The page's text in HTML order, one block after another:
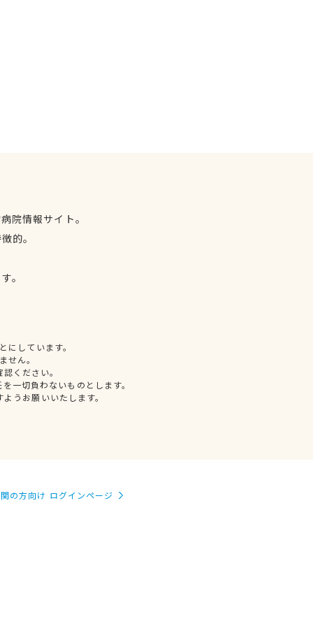
院情報サイト。
的。
。
しています。
せん。
ください。
一切負わないものとします。
うお願いいたします。
の方向け ログインページ